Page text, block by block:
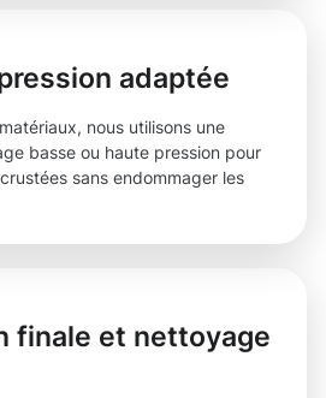
adaptée
nous utilisons une
basse ou haute pression pour
sans endommager les
finale et nettoyage